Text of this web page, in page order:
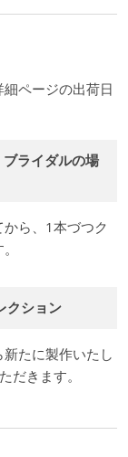
ページの出荷日
ライダルの場
ら、1本づつク
クション
たに製作いたし
だきます。